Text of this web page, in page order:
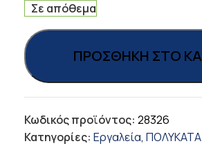
Σε απόθεμα
ΠΡΟΣΘΉΚΗ ΣΤΟ
Κωδικός προϊόντος: 28326
Κατηγορίες: Εργαλεία,